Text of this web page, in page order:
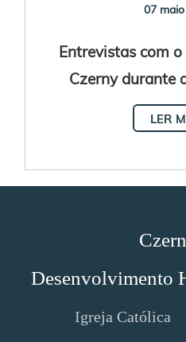
07
Entrevistas com
Czerny durante
LER
Desenvolvimento
Igreja Católica